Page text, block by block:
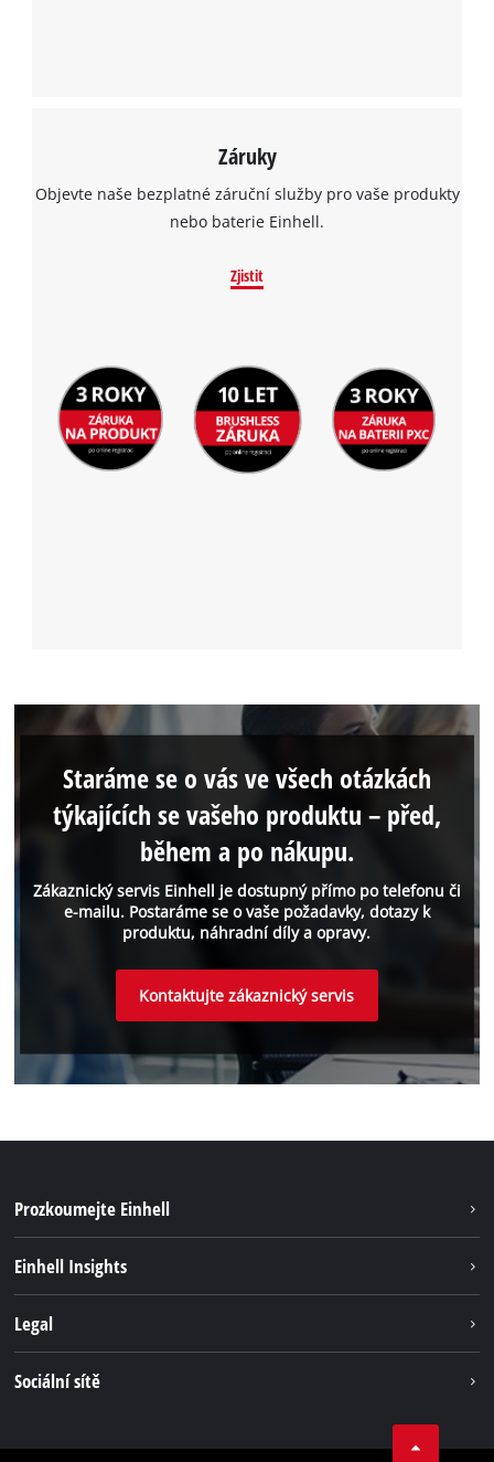
Záruky
Objevte naše bezplatné záruční služby pro vaše produkty
nebo baterie Einhell.
Zjistit
Zákaznický servis Einhell je dostupný přímo po telefonu či
e-mailu. Postaráme se o vaše požadavky, dotazy k
produktu, náhradní díly a opravy.
Staráme se o vás ve všech otázkách
týkajících se vašeho produktu – před,
během a po nákupu.
Kontaktujte zákaznický servis
Prozkoumejte Einhell
Systém akumulátorů
Bezúhlíková energie
Einhell Insights
Einhell celosvětově
Legal
Sociální sítě